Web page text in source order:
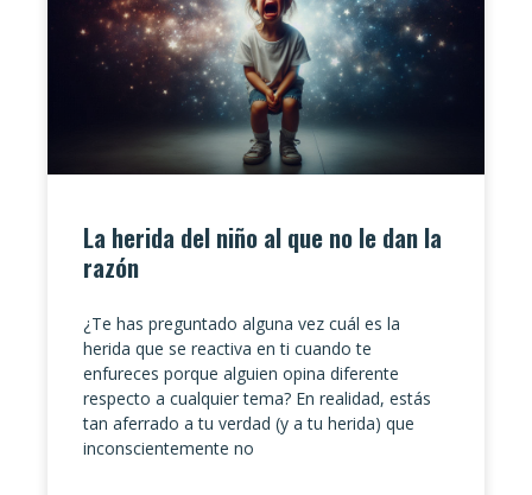
La herida del niño al que no le dan la
razón
¿Te has preguntado alguna vez cuál es la
herida que se reactiva en ti cuando te
enfureces porque alguien opina diferente
respecto a cualquier tema? En realidad, estás
tan aferrado a tu verdad (y a tu herida) que
inconscientemente no